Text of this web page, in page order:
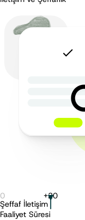
0 +20
Şeffaf İletişim
Faaliyet Süresi